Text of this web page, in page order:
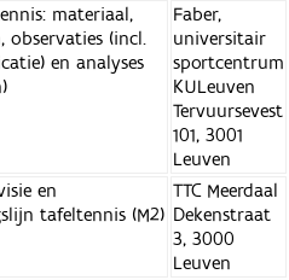
materiaal,
observaties (incl.
en analyses
Faber,
universitair
sportcentrum
KULeuven
Tervuursevest
101, 3001
Leuven
en
tafeltennis (M2)
TTC Meerdaal
Dekenstraat
3, 3000
Leuven